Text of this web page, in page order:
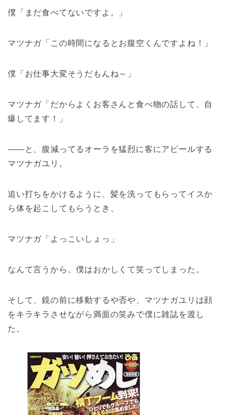
僕「まだ食べてないですよ。」
マツナガ「この時間になるとお腹空くんですよね！」
僕「お仕事大変そうだもんね～」
マツナガ「だからよくお客さんと食べ物の話して、自
爆してます！」
――と、腹減ってるオーラを猛烈に客にアピールする
マツナガユリ。
追い打ちをかけるように、髪を洗ってもらってイスか
ら体を起こしてもらうとき、
マツナガ「よっこいしょっ」
なんて言うから、僕はおかしくて笑ってしまった。
そして、鏡の前に移動するや否や、マツナガユリは顔
をキラキラさせながら満面の笑みで僕に雑誌を渡し
た。